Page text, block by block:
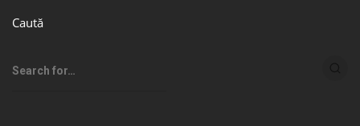
Caută